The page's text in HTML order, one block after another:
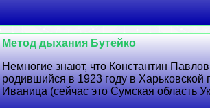
Метод дыхания Бутейко
Немногие знают, что Константин
родившийся в 1923 году в Харьковской
Иваница (сейчас это Сумская область